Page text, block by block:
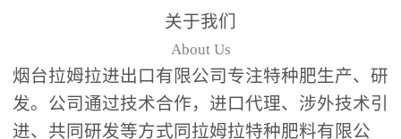
分中心”的科研开发系统，
关于我们
About Us
烟台拉姆拉进出口有限公司专注特种肥生产、研
发。公司通过技术合作，进口代理、涉外技术引
进、共同研发等方式同拉姆拉特种肥料有限公